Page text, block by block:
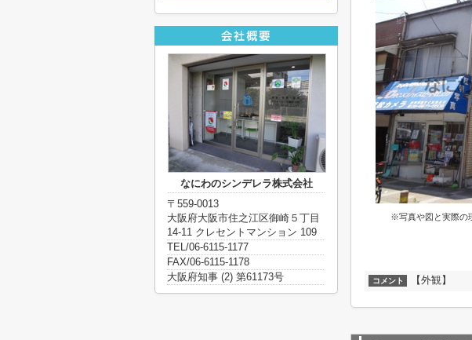
※写真や図と実際の
コメント 【外観】
なにわのシンデレラ株式会社
〒559-0013
大阪府大阪市住之江区御崎５丁目
14-11 クレセントマンション 109
TEL/06-6115-1177
FAX/06-6115-1178
大阪府知事 (2) 第61173号